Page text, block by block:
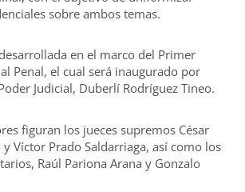
sobre ambos temas.
en el marco del Primer
Penal, el cual será inaugurado por
Judicial, Duberlí Rodríguez Tineo.
figuran los jueces supremos César
Víctor Prado Saldarriaga, así como los
Raúl Pariona Arana y Gonzalo